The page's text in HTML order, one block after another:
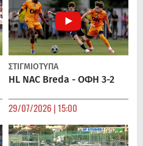
ΣΤΙΓΜΙΟΤΥΠΑ
HL NAC Breda - ΟΦΗ 3-2
29/07/2026 | 15:00